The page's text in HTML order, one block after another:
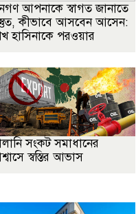
আপনাকে স্বাগত জানাতে
কীভাবে আসবেন আসেন:
হাসিনাকে পরওয়ার
সংকট সমাধানের
স্বস্তির আভাস